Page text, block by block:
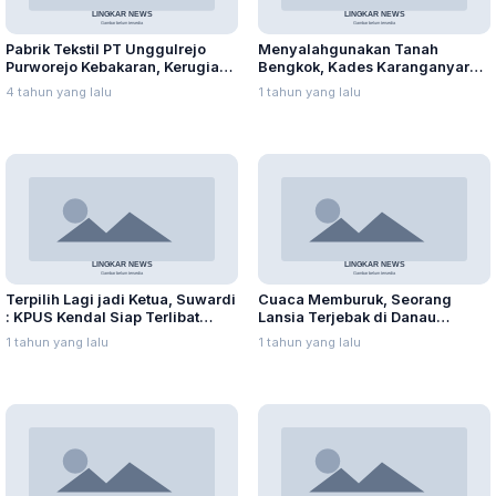
Pabrik Tekstil PT Unggulrejo
Purworejo Kebakaran, Kerugian
Capai Puluhan Juta Rupiah
4 tahun yang lalu
Menyalahgunakan Tanah
Bengkok, Kades Karanganyar
Ditangkap Kejari
1 tahun yang lalu
Terpilih Lagi jadi Ketua, Suwardi
: KPUS Kendal Siap Terlibat
Suplai Telur untuk MBG
1 tahun yang lalu
Cuaca Memburuk, Seorang
Lansia Terjebak di Danau
Rawapening Saat Mencari
Enceng Gondok
1 tahun yang lalu